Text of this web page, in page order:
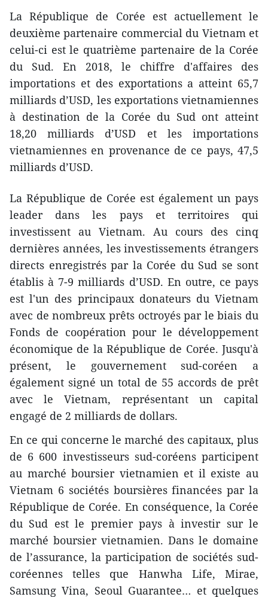
La République de Corée est actuellement le
deuxième partenaire commercial du Vietnam et
celui-ci est le quatrième partenaire de la Corée
du Sud. En 2018, le chiffre d'affaires des
importations et des exportations a atteint 65,7
milliards d’USD, les exportations vietnamiennes
à destination de la Corée du Sud ont atteint
18,20 milliards d’USD et les importations
vietnamiennes en provenance de ce pays, 47,5
milliards d’USD.
La République de Corée est également un pays
leader dans les pays et territoires qui
investissent au Vietnam. Au cours des cinq
dernières années, les investissements étrangers
directs enregistrés par la Corée du Sud se sont
établis à 7-9 milliards d’USD. En outre, ce pays
est l'un des principaux donateurs du Vietnam
avec de nombreux prêts octroyés par le biais du
Fonds de coopération pour le développement
économique de la République de Corée. Jusqu'à
présent, le gouvernement sud-coréen a
également signé un total de 55 accords de prêt
avec le Vietnam, représentant un capital
engagé de 2 milliards de dollars.
En ce qui concerne le marché des capitaux, plus
de 6 600 investisseurs sud-coréens participent
au marché boursier vietnamien et il existe au
Vietnam 6 sociétés boursières financées par la
République de Corée. En conséquence, la Corée
du Sud est le premier pays à investir sur le
marché boursier vietnamien. Dans le domaine
de l’assurance, la participation de sociétés sud-
coréennes telles que Hanwha Life, Mirae,
Samsung Vina, Seoul Guarantee… et quelques